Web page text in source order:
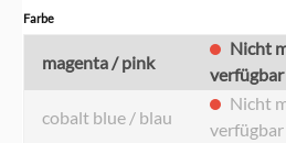
Farbeauswählen
magenta / pink
verfügbar
cobalt blue / blau
verfügbar